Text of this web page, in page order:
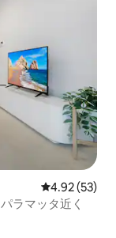
レビュー53
4.92 (53)
ラマッタ近く